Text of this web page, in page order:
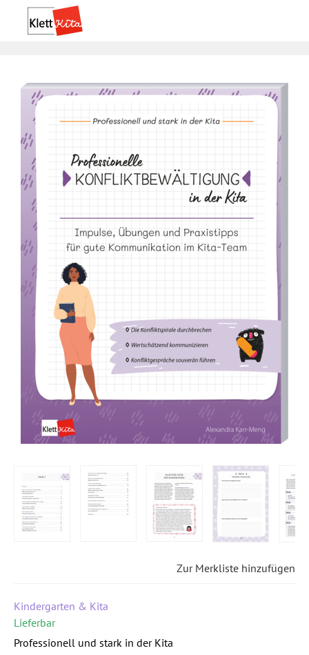
Zur Merkliste hinzufügen
Kindergarten & Kita
Lieferbar
Professionell und stark in der Kita